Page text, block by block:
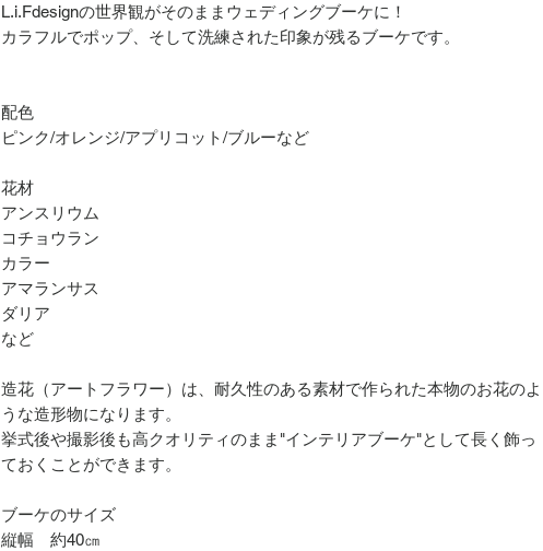
L.i.Fdesignの世界観がそのままウェディングブーケに！
カラフルでポップ、そして洗練された印象が残るブーケです。
配色
ピンク/オレンジ/アプリコット/ブルーなど
花材
アンスリウム
コチョウラン
カラー
アマランサス
ダリア
など
造花（アートフラワー）は、耐久性のある素材で作られた本物のお花のよ
うな造形物になります。
挙式後や撮影後も高クオリティのまま"インテリアブーケ"として長く飾っ
ておくことができます。
ブーケのサイズ
縦幅 約40㎝